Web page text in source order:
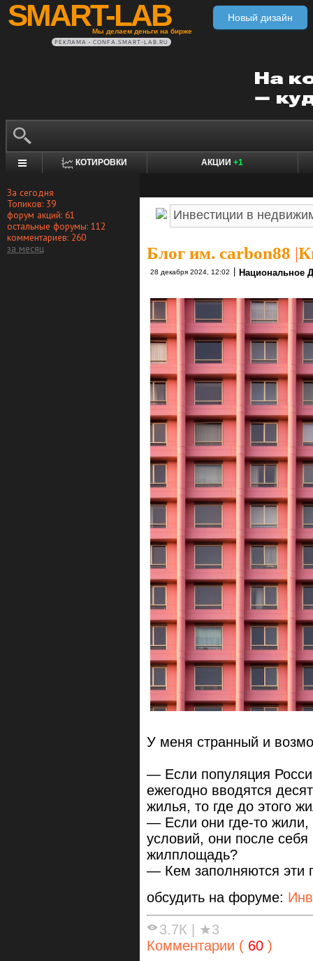
SMART-LAB
Мы делаем деньги на бирже
Новый дизайн
РЕКЛАМА • CONFA.SMART-LAB.RU
КОТИРОВКИ АКЦИИ +1
За сегодня
Топиков: 39
форум акций: 61
остальные форумы: 112
комментариев: 260
за месяц
Блог им. carbon88 |
28 декабря 2024, 12:02 Национальное
У меня странный и
— Если популяция
ежегодно вводятся
жилья, то где до этого
— Если они где-то
условий, они после
жилплощадь?
— Кем заполняются эти
обсудить на форуме:
3.7К | ★3
Комментарии ( 60 )